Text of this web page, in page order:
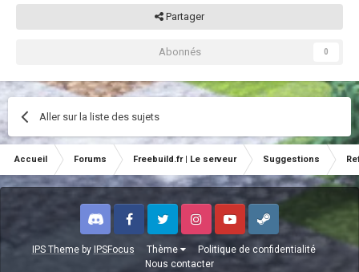
Partager
Abonnés 0
Aller sur la liste des sujets
Accueil Forums Freebuild.fr | Le serveur Suggestions
IPS Themeby IPSFocus Thème
Politique de confidentialité
Nous contacter
Discord FacebookTwitter InstagramYoutubeSteam